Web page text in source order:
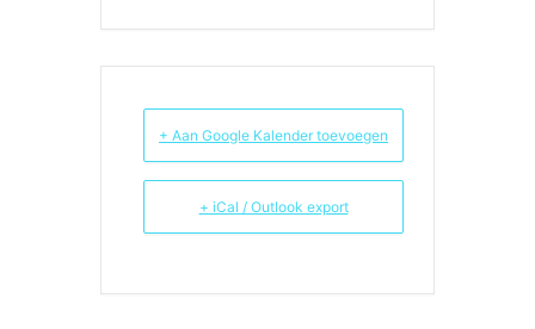
+ Aan Google Kalender toevoegen
+ iCal / Outlook export